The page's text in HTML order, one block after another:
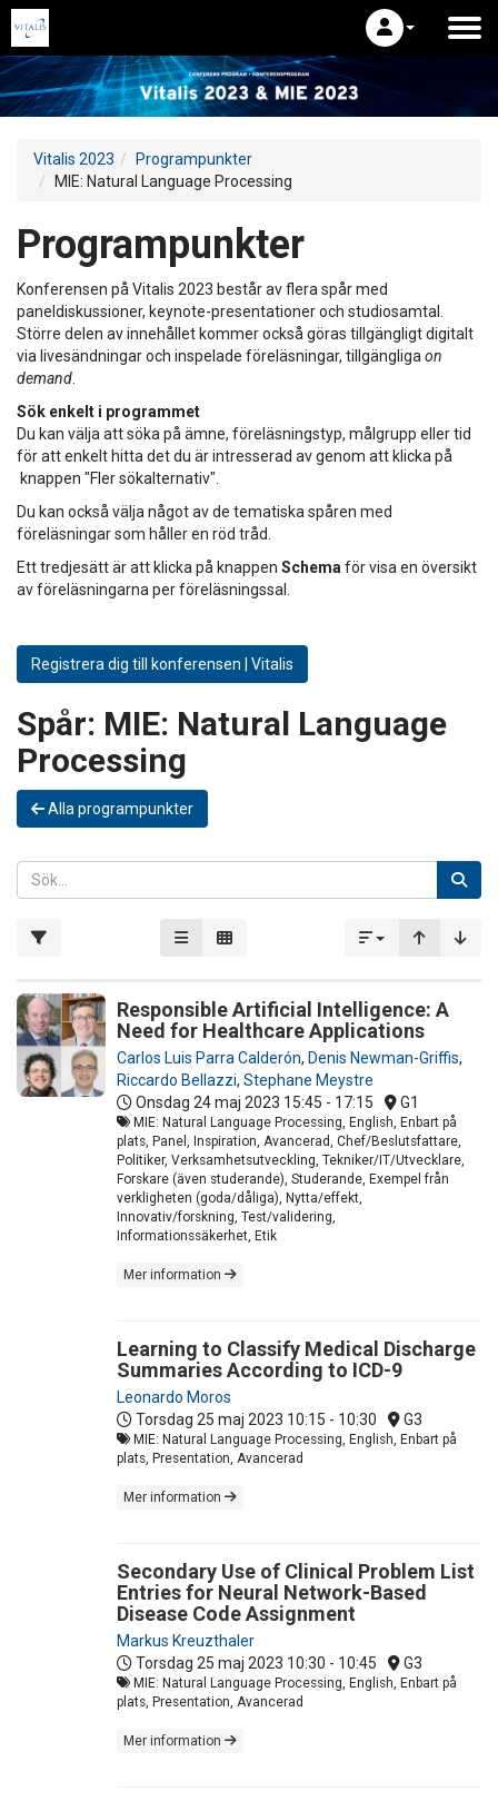
Vitalis 2023
Programpunkter
MIE: Natural Language Processing
Programpunkter
Konferensen på Vitalis 2023 består av flera spår med
paneldiskussioner, keynote-presentationer och studiosamtal.
Större delen av innehållet kommer också göras tillgängligt digitalt
via livesändningar och inspelade föreläsningar, tillgängliga on
demand
Sök enkelt i programmet
Du kan välja att söka på ämne, föreläsningstyp, målgrupp eller tid
för att enkelt hitta det du är intresserad av genom att klicka på
knappen "Fler sökalternativ".
Du kan också välja något av de tematiska spåren med
föreläsningar som håller en röd tråd.
Ett tredjesätt är att klicka på knappen Schema för visa en översikt
av föreläsningarna per föreläsningssal.
Registrera dig till konferensen | Vitalis
Spår: MIE: Natural Language
Processing
Alla programpunkter
Responsible Artificial Intelligence: A
Need for Healthcare Applications
Carlos Luis Parra Calderón, Denis Newman-Griffis,
Riccardo Bellazzi, Stephane Meystre
Onsdag 24 maj 2023 15:45 - 17:15 G1
MIE: Natural Language Processing, English, Enbart på
plats, Panel, Inspiration, Avancerad, Chef/Beslutsfattare,
Politiker, Verksamhetsutveckling, Tekniker/IT/Utvecklare,
Forskare (även studerande), Studerande, Exempel från
verkligheten (goda/dåliga), Nytta/effekt,
Innovativ/forskning, Test/validering,
Informationssäkerhet, Etik
Mer information
Learning to Classify Medical Discharge
Summaries According to ICD-9
Leonardo Moros
Torsdag 25 maj 2023 10:15 - 10:30 G3
MIE: Natural Language Processing, English, Enbart på
plats, Presentation, Avancerad
Mer information
Secondary Use of Clinical Problem List
Entries for Neural Network-Based
Disease Code Assignment
Markus Kreuzthaler
Torsdag 25 maj 2023 10:30 - 10:45 G3
MIE: Natural Language Processing, English, Enbart på
plats, Presentation, Avancerad
Mer information